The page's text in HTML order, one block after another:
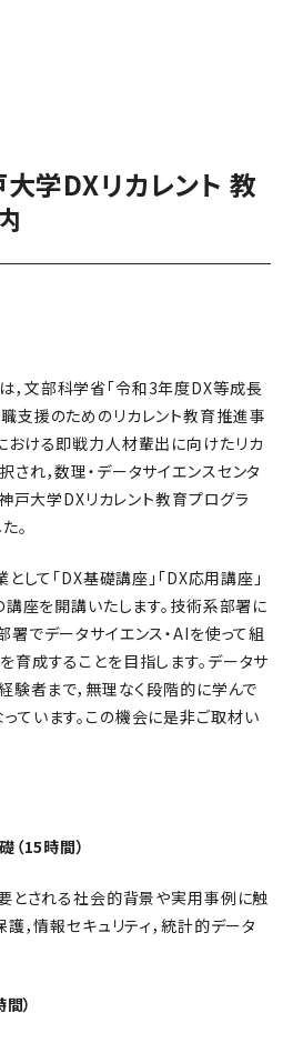
学DXリカレント 教
文部科学省「令和3年度DX等成長
支援のためのリカレント教育推進事
おける即戦力人材輩出に向けたリカ
され，数理・データサイエンスセンタ
神戸大学DXリカレント教育プログラ
。
して「DX基礎講座」「DX応用講座」
講座を開講いたします。技術系部署に
署でデータサイエンス・AIを使って組
成することを目指します。データサ
験者まで，無理なく段階的に学んで
ています。この機会に是非ご取材い
15時間）
とされる社会的背景や実用事例に触
，情報セキュリティ，統計的データ
）